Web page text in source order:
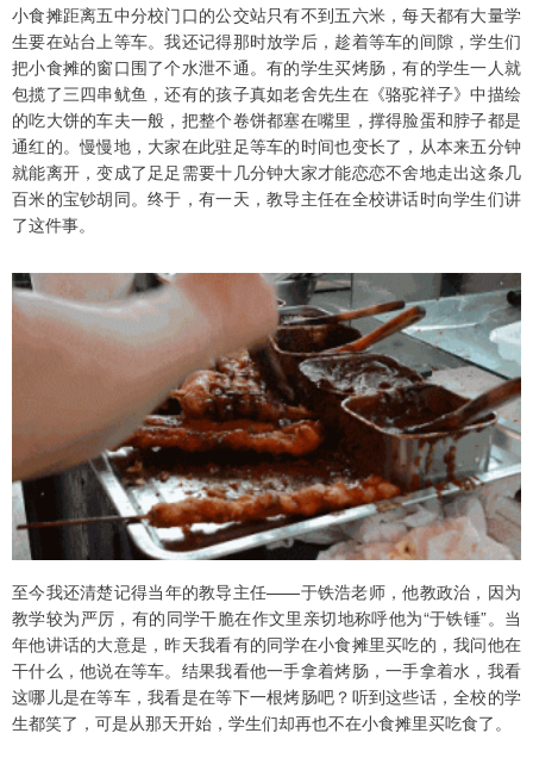
小食摊距离五中分校门口的公交站只有不到五六米，每天都有大量学
生要在站台上等车。我还记得那时放学后，趁着等车的间隙，学生们
把小食摊的窗口围了个水泄不通。有的学生买烤肠，有的学生一人就
包揽了三四串鱿鱼，还有的孩子真如老舍先生在《骆驼祥子》中描绘
的吃大饼的车夫一般，把整个卷饼都塞在嘴里，撑得脸蛋和脖子都是
通红的。慢慢地，大家在此驻足等车的时间也变长了，从本来五分钟
就能离开，变成了足足需要十几分钟大家才能恋恋不舍地走出这条几
百米的宝钞胡同。终于，有一天，教导主任在全校讲话时向学生们讲
了这件事。
至今我还清楚记得当年的教导主任——于铁浩老师，他教政治，因为
教学较为严厉，有的同学干脆在作文里亲切地称呼他为“于铁锤”。当
年他讲话的大意是，昨天我看有的同学在小食摊里买吃的，我问他在
干什么，他说在等车。结果我看他一手拿着烤肠，一手拿着水，我看
这哪儿是在等车，我看是在等下一根烤肠吧？听到这些话，全校的学
生都笑了，可是从那天开始，学生们却再也不在小食摊里买吃食了。